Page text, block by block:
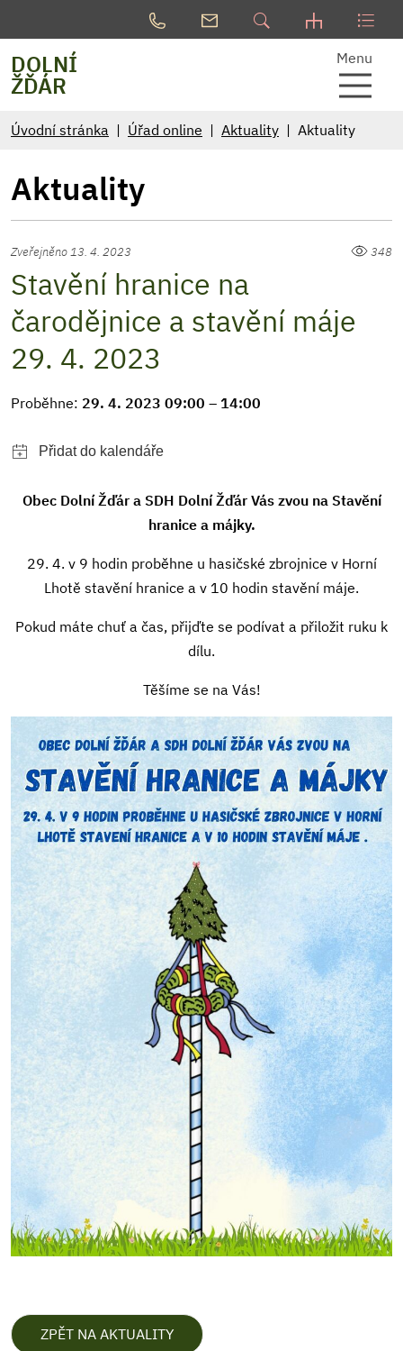
DOLNÍ
ŽĎÁR
Menu
Úvodní stránka Úřad online Aktuality Aktuality
Aktuality
Zveřejněno 13. 4. 2023 348
Stavění hranice na
čarodějnice a stavění máje
29. 4. 2023
Proběhne: 29. 4. 2023 09:00 – 14:00
Obec Dolní Žďár a SDH Dolní Žďár Vás zvou na Stavění
hranice a májky.
29. 4. v 9 hodin proběhne u hasičské zbrojnice v Horní
Lhotě stavění hranice a v 10 hodin stavění máje.
Pokud máte chuť a čas, přijďte se podívat a přiložit ruku k
dílu.
Těšíme se na Vás!
ZPĚT NA AKTUALITY